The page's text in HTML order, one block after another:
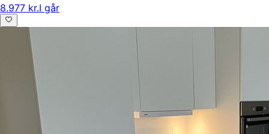
8.977 kr.I går